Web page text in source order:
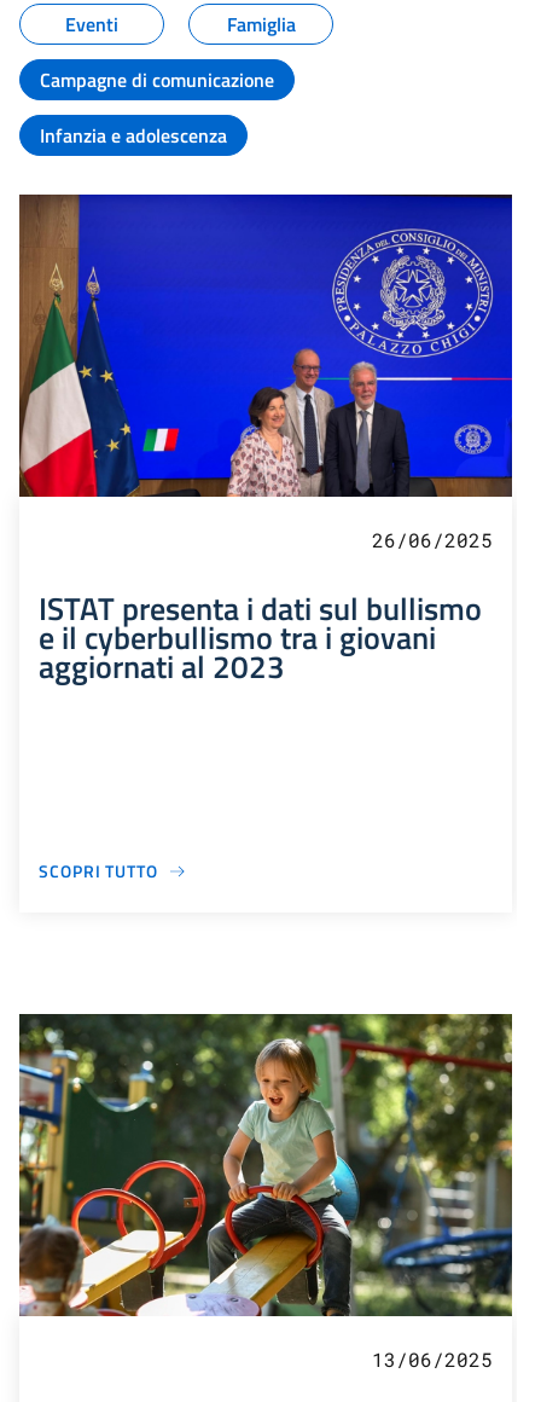
Eventi
Famiglia
Campagne di comunicazione
Infanzia e adolescenza
26/06/2025
ISTAT presenta i dati sul bullismo
e il cyberbullismo tra i giovani
aggiornati al 2023
SCOPRI TUTTO
13/06/2025